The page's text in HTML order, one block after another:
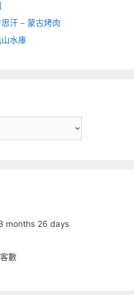
汗 – 蒙古烤肉
水庫
months 26 days
數